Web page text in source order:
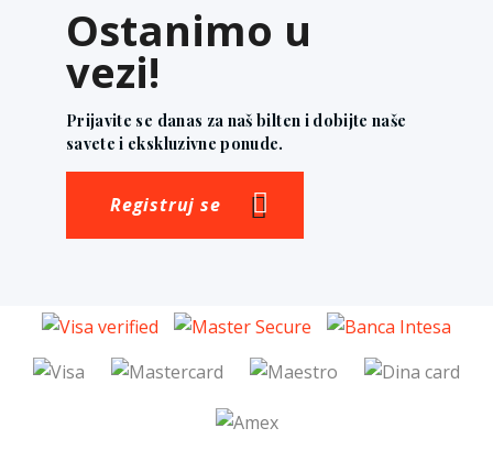
Ostanimo u
vezi!
Prijavite se danas za naš bilten i dobijte naše
savete i ekskluzivne ponude.
Registruj se